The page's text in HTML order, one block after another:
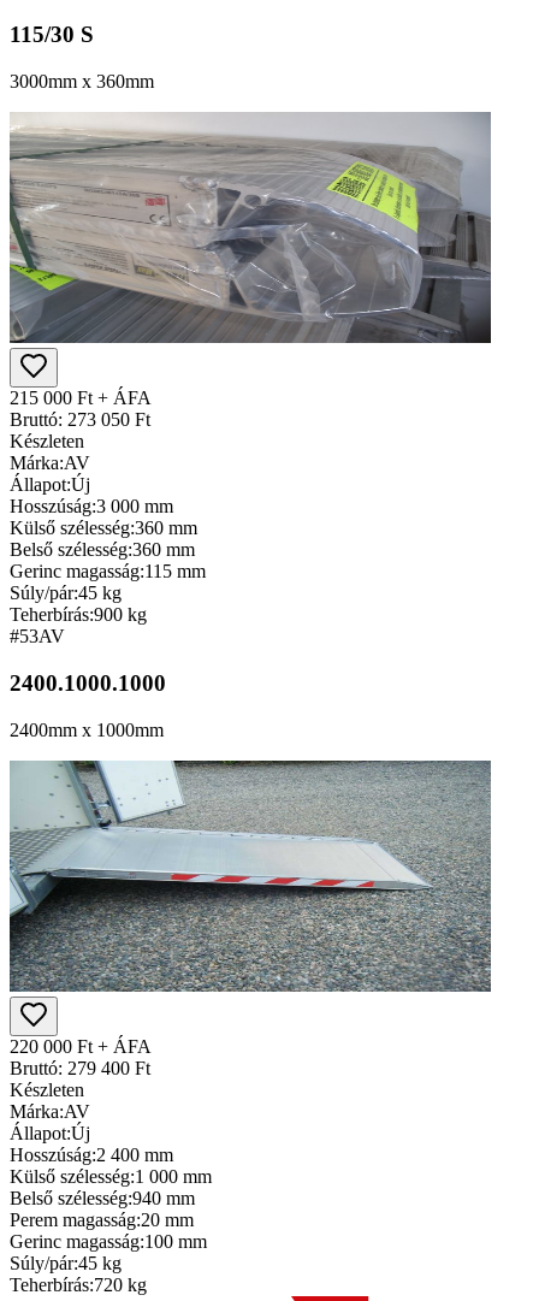
115/30 S
3000mm x 360mm
215 000 Ft + ÁFA
Bruttó: 273 050 Ft
Készleten
Márka:AV
Állapot:Új
Hosszúság:3 000 mm
Külső szélesség:360 mm
Belső szélesség:360 mm
Gerinc magasság:115 mm
Súly/pár:45 kg
Teherbírás:900 kg
#53AV
2400.1000.1000
2400mm x 1000mm
220 000 Ft + ÁFA
Bruttó: 279 400 Ft
Készleten
Márka:AV
Állapot:Új
Hosszúság:2 400 mm
Külső szélesség:1 000 mm
Belső szélesség:940 mm
Perem magasság:20 mm
Gerinc magasság:100 mm
Súly/pár:45 kg
Teherbírás:720 kg